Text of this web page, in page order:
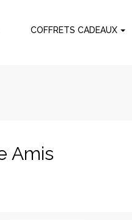
COFFRETS CADEAUX
Amis